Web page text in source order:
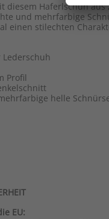
diesem Haferlschuh
und mehrfarbige
einen stilechten
Profil
helle
EU: